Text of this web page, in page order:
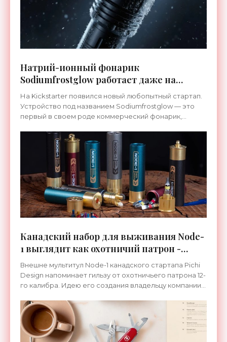
Натрий-ионный фонарик
Sodiumfrostglow работает даже на
жестоком морозе - «Гаджеты»
На Kickstarter появился новый любопытный стартап.
Устройство под названием Sodiumfrostglow — это
первый в своем роде коммерческий фонарик,
представляет
Канадский набор для выживания Node-
1 выглядит как охотничий патрон -
«Техника»
Внешне мультитул Node-1 канадского стартапа Pichi
Design напоминает гильзу от охотничьего патрона 12-
го калибра. Идею его создания владельцу компании